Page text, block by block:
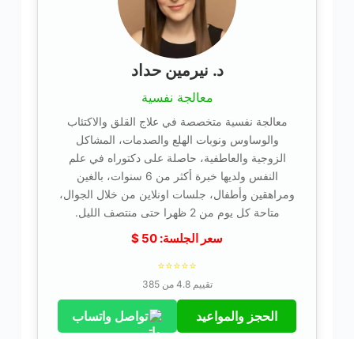
د. نيرمين حداد
معالجة نفسية
معالجة نفسية متخصصة في علاج القلق والاكتئاب
والوساوس ونوبات الهلع والصدمات، المشاكل
الزوجية والعاطفية، حاصلة على دكتوراه في علم
النفس ولديها خبرة أكثر من 6 سنوات، بالغين
ومراهقين وأطفال، جلسات اونلاين من خلال الجوال،
متاحة كل يوم من 2 ظهرا حتى منتصف الليل.
سعر الجلسة: 50
$
⭐⭐⭐⭐⭐
تقييم 4.8 من 385
الحجز والمواعيد تواصل واتساب